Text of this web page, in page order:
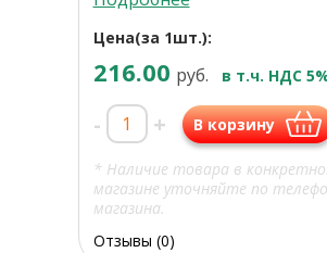
Цена(за 1шт.):
216.00 руб. в т.ч. НДС
- + В корзину
* Наличие товара в
магазине уточняйте по
магазина.
Отзывы (0)